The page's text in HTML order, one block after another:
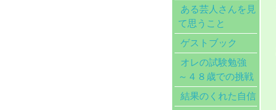
ある芸人さんを見
て思うこと
ゲストブック
オレの試験勉強
～４８歳での挑戦
結果のくれた自信